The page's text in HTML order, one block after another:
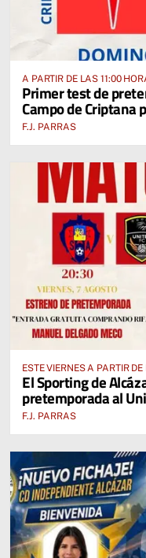
A PARTIR DE LAS 11:00
FUENTE” ANTE EL CUD
Primer test de
Campo de Criptana
F.J. PARRAS
ESTE VIERNES A PARTIR
“MANUEL DELGADO MECO”
El Sporting de
pretemporada al
F.J. PARRAS